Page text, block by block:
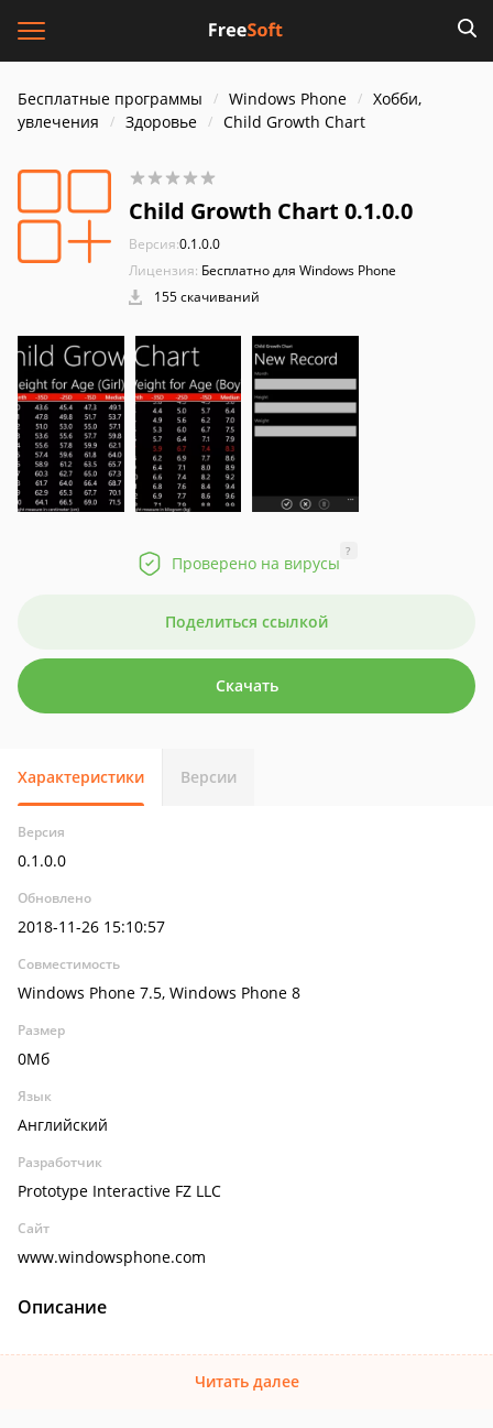
Бесплатные программы Windows Phone
Хобби,
увлечения
Здоровье Child Growth Chart
Child Growth Chart 0.1.0.0
Версия:0.1.0.0
Лицензия: Бесплатно для Windows Phone
155 скачиваний
Проверено на вирусы
?
Поделиться ссылкой
Скачать
Характеристики Версии
Версия
0.1.0.0
Обновлено
2018-11-26 15:10:57
Совместимость
Windows Phone 7.5, Windows Phone 8
Размер
0Мб
Язык
Английский
Разработчик
Prototype Interactive FZ LLC
Сайт
www.windowsphone.com
Описание
Читать далее